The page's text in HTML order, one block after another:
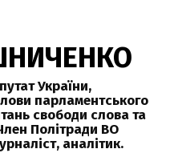
України,
парламентського
свободи слова та
Політради ВО
аналітик.